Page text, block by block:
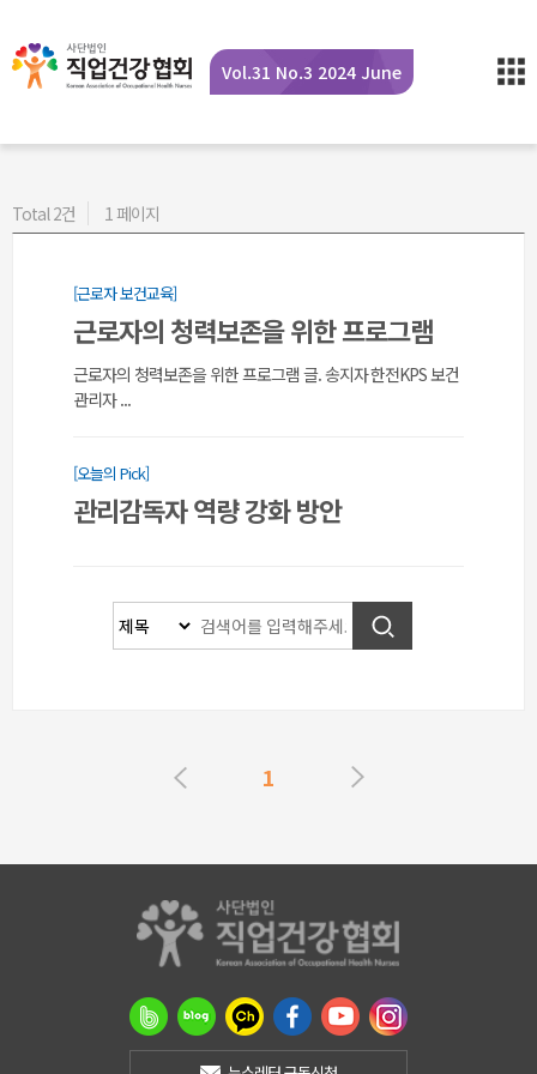
Vol.31 No.3 2024 June
Total 2건 1 페이지
[근로자 보건교육]
근로자의 청력보존을 위한 프로그램
근로자의 청력보존을 위한 프로그램 글. 송지자 한전KPS 보건
관리자 ...
[오늘의 Pick]
관리감독자 역량 강화 방안
1